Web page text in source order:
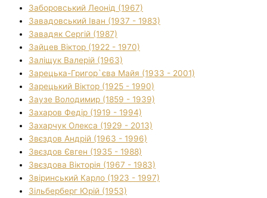
Заборовський Леонід (1967)
Завадовський Іван (1937 - 1983)
Завадяк Сергій (1987)
Зайцев Віктор (1922 - 1970)
Заліщук Валерій (1963)
Зарецька-Григор`єва Майя (1933 - 2001)
Зарецький Віктор (1925 - 1990)
Заузе Володимир (1859 - 1939)
Захаров Федір (1919 - 1994)
Захарчук Олекса (1929 - 2013)
Звєздов Андрій (1963 - 1996)
Звєздов Євген (1935 - 1988)
Звєздова Вікторія (1967 - 1983)
Звіринський Карло (1923 - 1997)
Зільберберг Юрій (1953)